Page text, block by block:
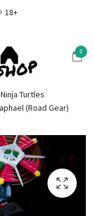
18+
0
Turtles
(Road Gear)